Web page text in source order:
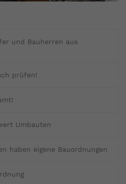
und Bauherren aus
prüfen!
Umbauten
haben eigene Bauordnungen